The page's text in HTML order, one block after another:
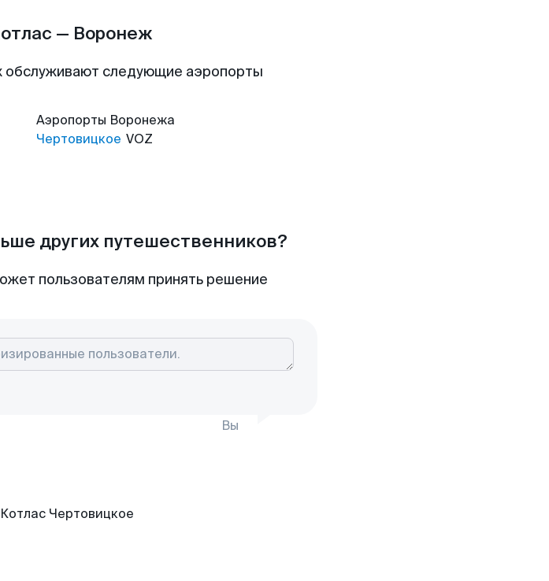
— Воронеж
следующие аэропорты
Аэропорты Воронежа
Чертовицкое VOZ
других путешественников?
пользователям принять решение
Вы